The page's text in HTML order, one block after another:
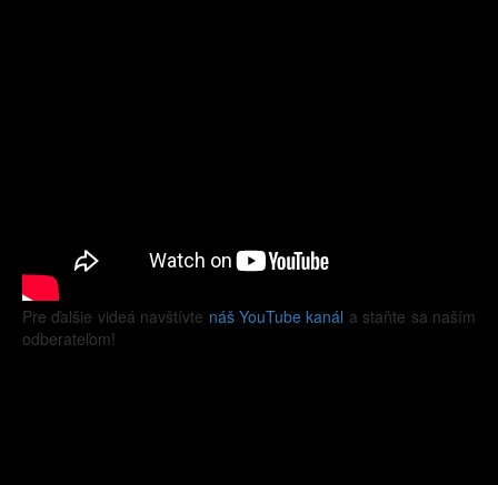
Pre ďalšie videá navštívte náš YouTube kanál a staňte sa naším
odberateľom!